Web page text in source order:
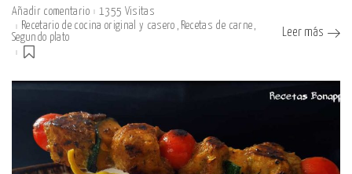
Añadir comentario
1355 Visitas
Recetario de cocina original y casero
Recetas de carne
Segundo plato
Leer más